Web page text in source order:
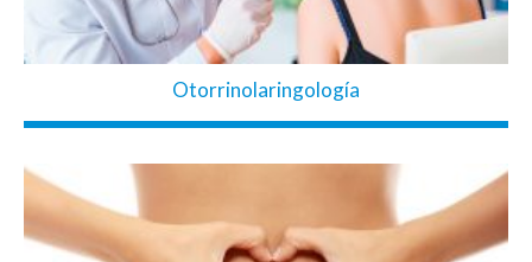
Otorrinolaringología